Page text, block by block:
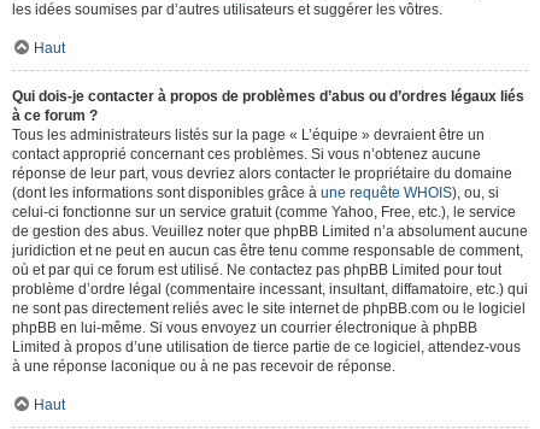
les idées soumises par d’autres utilisateurs et suggérer les vôtres.
Haut
Qui dois-je contacter à propos de problèmes d’abus ou d’ordres légaux liés
à ce forum ?
Tous les administrateurs listés sur la page « L’équipe » devraient être un
contact approprié concernant ces problèmes. Si vous n’obtenez aucune
réponse de leur part, vous devriez alors contacter le propriétaire du domaine
(dont les informations sont disponibles grâce à une requête WHOIS), ou, si
celui-ci fonctionne sur un service gratuit (comme Yahoo, Free, etc.), le service
de gestion des abus. Veuillez noter que phpBB Limited n’a absolument aucune
juridiction et ne peut en aucun cas être tenu comme responsable de comment,
où et par qui ce forum est utilisé. Ne contactez pas phpBB Limited pour tout
problème d’ordre légal (commentaire incessant, insultant, diffamatoire, etc.) qui
ne sont pas directement reliés avec le site internet de phpBB.com ou le logiciel
phpBB en lui-même. Si vous envoyez un courrier électronique à phpBB
Limited à propos d’une utilisation de tierce partie de ce logiciel, attendez-vous
à une réponse laconique ou à ne pas recevoir de réponse.
Haut